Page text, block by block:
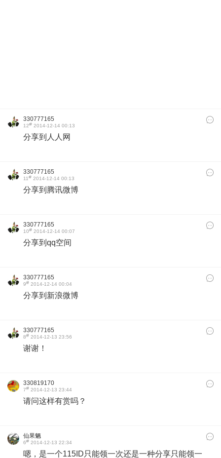
330777165
12# 2014-12-14 00:13
分享到人人网
330777165
11# 2014-12-14 00:13
分享到腾讯微博
330777165
10# 2014-12-14 00:07
分享到qq空间
330777165
9# 2014-12-14 00:04
分享到新浪微博
330777165
8# 2014-12-13 23:56
谢谢！
330819170
7# 2014-12-13 23:44
请问这样有赏吗？
仙果魉
6# 2014-12-13 22:34
嗯，是一个115ID只能领一次还是一种分享只能领一